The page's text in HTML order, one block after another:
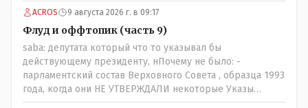
ACROS 9 августа 2026 г. в 09:17
Флуд и оффтопик (часть 9)
saba: депутата который что то указывал бы
действующему президенту, нПочему не было: -
парламентский состав Верховного Совета , образца 1993
года, когда они НЕ УТВЕРЖДАЛИ некоторые Указы
Назарбаева, особенно в части выборов и перевыборов и